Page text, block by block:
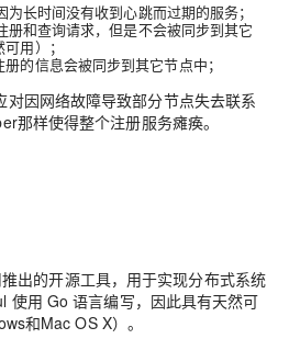
长时间没有收到心跳而过期的服务；
册和查询请求，但是不会被同步到其它
用）；
的信息会被同步到其它节点中；
因网络故障导致部分节点失去联系
那样使得整个注册服务瘫痪。
出的开源工具，用于实现分布式系统
使用 Go 语言编写，因此具有天然可
和Mac OS X）。